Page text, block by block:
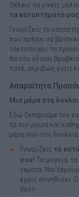
Θέλεις να γίνεις
τα καταστήματά
Γνωρίζεις το
που πρέπει να
τακτοποιείς τα
θα σου έδιναν
ποτέ, ακριβώς γιατί
Απαραίτητα
Μια μέρα στη
Εδώ ξεπερνάμε τον
τα πιο μικρά και
μέρα σου στη δουλειά:
Γνωρίζεις το
σου! Τα ψυγεία,
γεμάτα. Ναι
έχεις συνηθίσει.
θέση